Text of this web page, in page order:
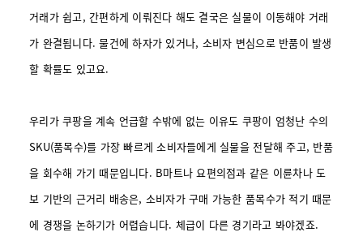
거래가 쉽고, 간편하게 이뤄진다 해도 결국은 실물이 이동해야 거래
가 완결됩니다. 물건에 하자가 있거나, 소비자 변심으로 반품이 발생
할 확률도 있고요.
우리가 쿠팡을 계속 언급할 수밖에 없는 이유도 쿠팡이 엄청난 수의
SKU(품목수)를 가장 빠르게 소비자들에게 실물을 전달해 주고, 반품
을 회수해 가기 때문입니다. B마트나 요편의점과 같은 이륜차나 도
보 기반의 근거리 배송은, 소비자가 구매 가능한 품목수가 적기 때문
에 경쟁을 논하기가 어렵습니다. 체급이 다른 경기라고 봐야겠죠.